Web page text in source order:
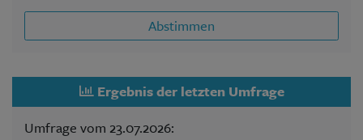
Abstimmen
Ergebnis der letzten Umfrage
Umfrage vom 23.07.2026: